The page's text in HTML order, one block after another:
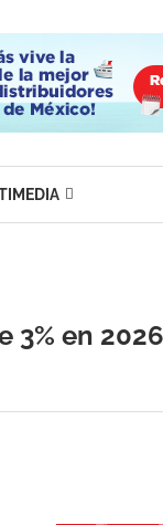
3% en 2026